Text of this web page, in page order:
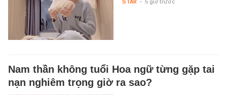
STAR - 5 giờ trước
Nam thần không tuổi Hoa ngữ từng gặp tai
nạn nghiêm trọng giờ ra sao?